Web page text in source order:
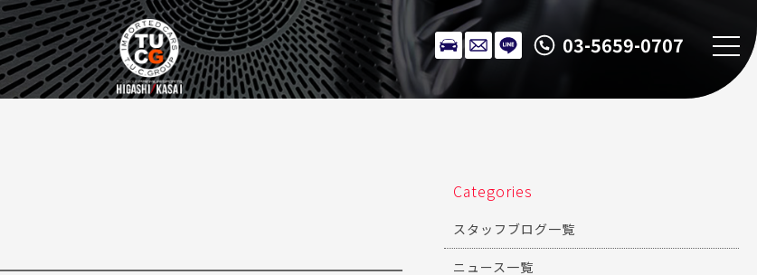
03-5659-0707
Categories
スタッフブログ一覧
ニュース一覧